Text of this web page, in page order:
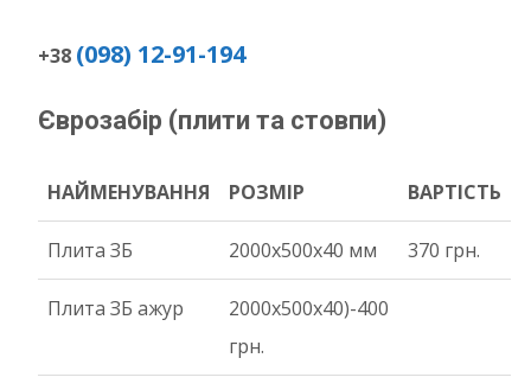
+38 (098) 12-91-194
Єврозабір (плити та стовпи)
НАЙМЕНУВАННЯ РОЗМІР ВАРТІСТЬ
Плита ЗБ 2000x500x40 мм 370 грн.
Плита ЗБ ажур
2000х500х40)-400
грн.